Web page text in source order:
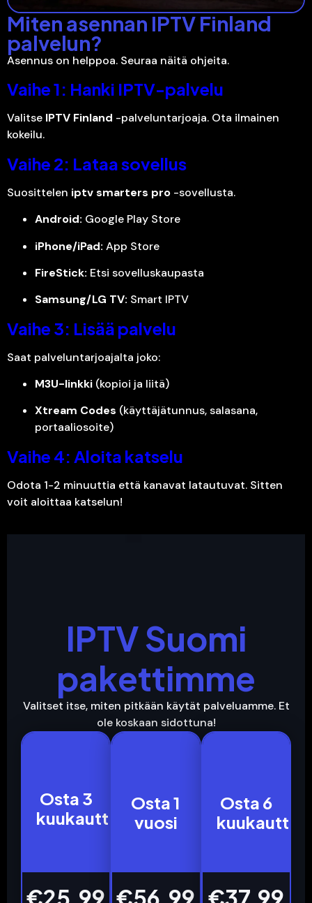
Miten asennan IPTV Finland
palvelun?
Asennus on helppoa. Seuraa näitä ohjeita.
Vaihe 1: Hanki IPTV-palvelu
Valitse IPTV Finland -palveluntarjoaja. Ota ilmainen
kokeilu.
Vaihe 2: Lataa sovellus
Suosittelen iptv smarters pro -sovellusta.
Android: Google Play Store
iPhone/iPad: App Store
FireStick: Etsi sovelluskaupasta
Samsung/LG TV: Smart IPTV
Vaihe 3: Lisää palvelu
Saat palveluntarjoajalta joko:
M3U-linkki (kopioi ja liitä)
Xtream Codes (käyttäjätunnus, salasana,
portaaliosoite)
Vaihe 4: Aloita katselu
Odota 1-2 minuuttia että kanavat latautuvat. Sitten
voit aloittaa katselun!
IPTV Suomi
pakettimme
Valitset itse, miten pitkään käytät palveluamme. Et
ole koskaan sidottuna!
Osta 3
kuukautta
3
Meses
Osta 1
vuosi
Meses
Osta 6
kuukautta
Meses